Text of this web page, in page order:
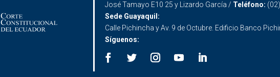
José Tamayo E10 25 y Lizardo García / Teléfono:
Sede Guayaquil:
Calle Pichincha y Av. 9 de Octubre. Edificio Banco
Síguenos: